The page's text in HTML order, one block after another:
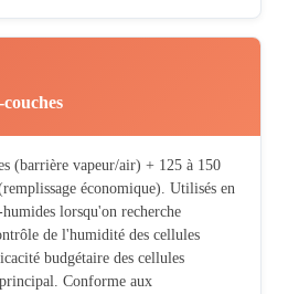
(barrière vapeur/air) + 125 à 150
économique). Utilisés en
lorsqu'on recherche
de l'humidité des cellules
budgétaire des cellules
Conforme aux